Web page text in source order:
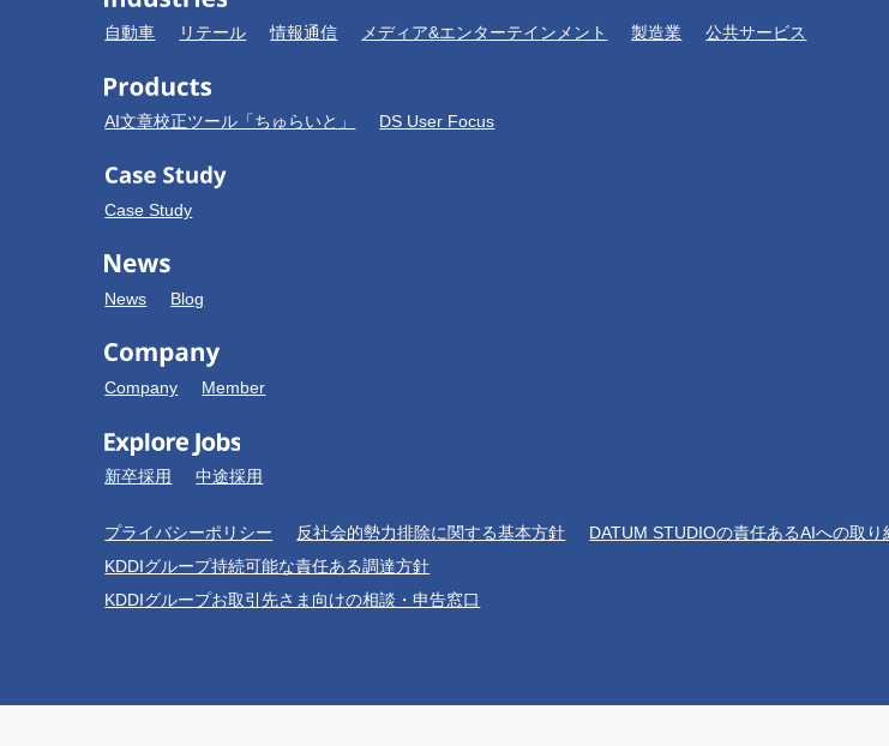
自動車 リテール 情報通信 メディア&エンターテインメント 製造業 公共サービス
AI文章校正ツール「ちゅらいと」 DS User Focus
Case Study
News Blog
Company Member
新卒採用 中途採用
プライバシーポリシー 反社会的勢力排除に関する基本方針
DATUM STUDIOの責任あるAIへの取り
KDDIグループ持続可能な責任ある調達方針
KDDIグループお取引先さま向けの相談・申告窓口